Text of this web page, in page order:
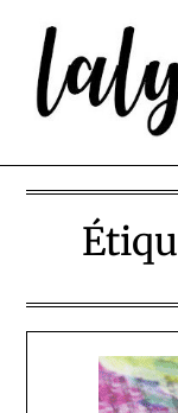
content